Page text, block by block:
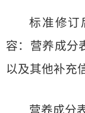
标准修订
容：营养成分
以及其他补充
营养成分